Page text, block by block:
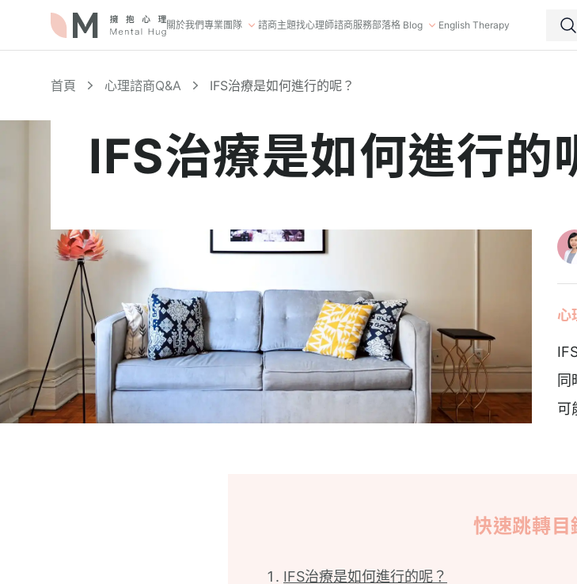
關於我們專業團隊 諮商主題找心理師諮商服務部落格 Blog English Therapy
首頁 心理諮商Q&A IFS治療是如何進行的呢？
IFS治療是如何進行的
心
同
可
快速跳轉目
IFS治療是如何進行的呢？